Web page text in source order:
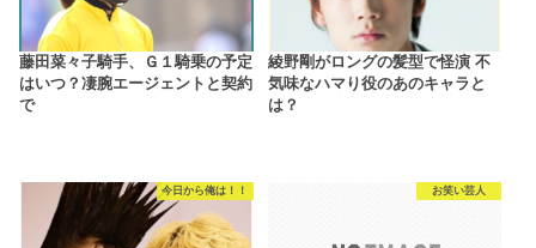
藤田菜々子騎手、Ｇ１騎乗の予定
はいつ？凄腕エージェントと契約
で
綾野剛がロングの髪型で怪演 不
気味なハマり役のあのキャラと
は？
今日から俺は！！ お笑い芸人